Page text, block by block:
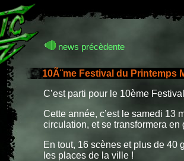
news précèdente
10Ã¨me Festival du Printemps
C’est parti pour le 10ème
Cette année, c’est le samedi 13
circulation, et se transformera
En tout, 16 scènes et plus de 40
les places de la ville !